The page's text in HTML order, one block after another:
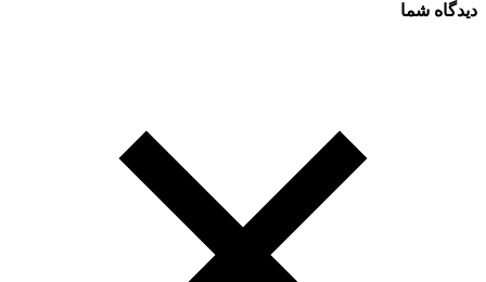
دیدگاه شما